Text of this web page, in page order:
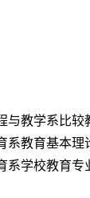
与教学系比
系教育基本
系学校教育